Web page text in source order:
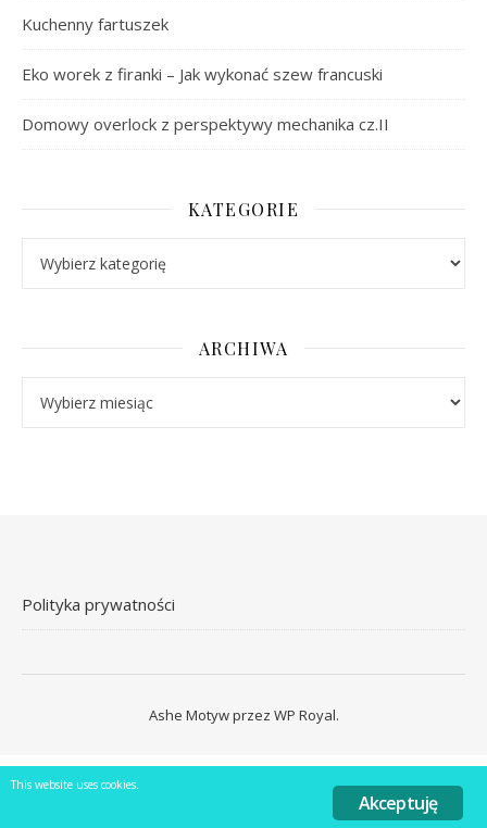
Kuchenny fartuszek
Eko worek z firanki – Jak wykonać szew francuski
Domowy overlock z perspektywy mechanika cz.II
KATEGORIE
ARCHIWA
Polityka prywatności
Ashe Motyw przez WP Royal.
Akceptuję
This website uses cookies.